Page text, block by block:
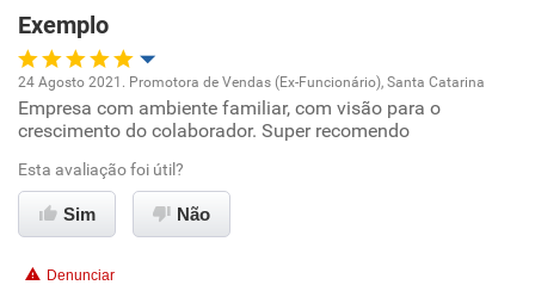
Recomenda esta empresa
Exemplo
Oportunidade de promoção
Ambiente de trabalho
Conciliação com a vida familiar
24 Agosto 2021. Promotora de Vendas (Ex-Funcionário), Santa Catarina
Empresa com ambiente familiar, com visão para o
crescimento do colaborador. Super recomendo
Esta avaliação foi útil?
Sim Não
Denunciar